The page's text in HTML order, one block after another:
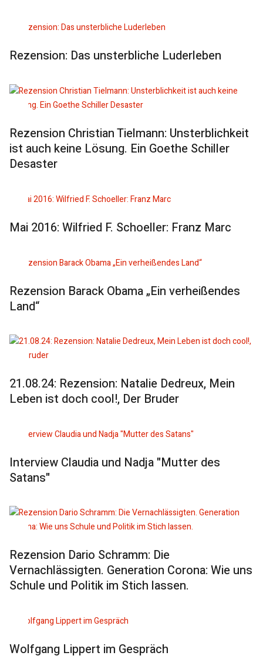
Rezension: Das unsterbliche Luderleben
Rezension Christian Tielmann: Unsterblichkeit
ist auch keine Lösung. Ein Goethe Schiller
Desaster
Mai 2016: Wilfried F. Schoeller: Franz Marc
Rezension Barack Obama „Ein verheißendes
Land“
21.08.24: Rezension: Natalie Dedreux, Mein
Leben ist doch cool!, Der Bruder
Interview Claudia und Nadja "Mutter des
Satans"
Rezension Dario Schramm: Die
Vernachlässigten. Generation Corona: Wie uns
Schule und Politik im Stich lassen.
Wolfgang Lippert im Gespräch